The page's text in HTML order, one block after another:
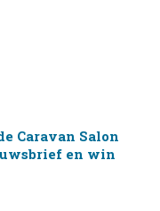
Caravan Salon
en win